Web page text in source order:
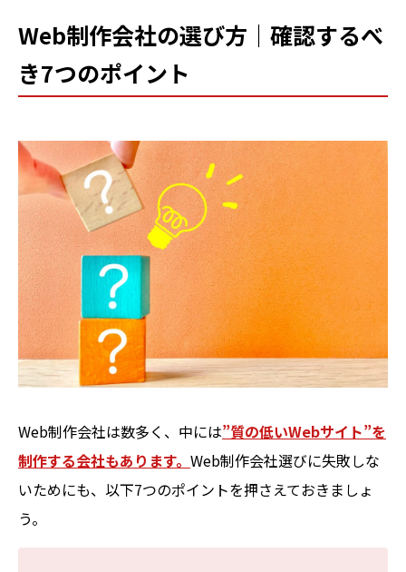
Web制作会社の選び方｜確認するべ
き7つのポイント
Web制作会社は数多く、中には”質の低いWebサイト”を
制作する会社もあります。 Web制作会社選びに失敗しな
いためにも、以下7つのポイントを押さえておきましょ
う。